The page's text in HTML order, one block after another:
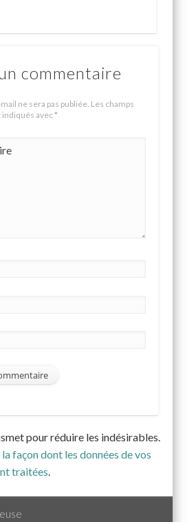
commentaire
ne sera pas publiée. Les champs
avec*
pour réduire les indésirables.
façon dont les données de vos
traitées.